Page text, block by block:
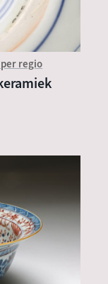
regio